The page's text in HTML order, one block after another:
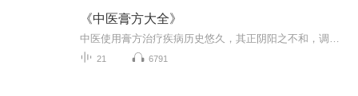
《中医膏方大全》
21 6791